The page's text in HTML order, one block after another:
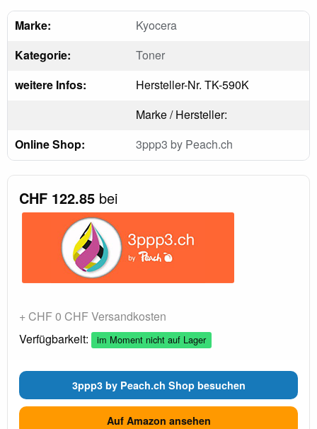
Marke:
Kyocera
Kategorie:
Toner
weitere Infos:
Hersteller-Nr. TK-590K
Marke / Hersteller:
Online Shop:
3ppp3 by Peach.ch
CHF 122.85 bei
+ CHF 0 CHF Versandkosten
Verfügbarkeit:
im Moment nicht auf Lager
3ppp3 by Peach.ch Shop besuchen
Auf Amazon ansehen